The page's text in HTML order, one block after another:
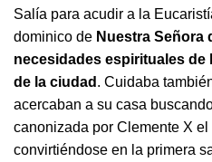
Salía para acudir a la
dominico de Nuestra Señora
necesidades espirituales
de la ciudad . Cuidaba
acercaban a su casa
canonizada por Clemente X
convirtiéndose en la primera